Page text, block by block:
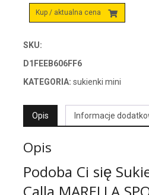
Kup / aktualna cena
SKU:
D1FEEB606FF6
KATEGORIA: sukienki mini
Opis Informacje
Opis
Podoba Ci się